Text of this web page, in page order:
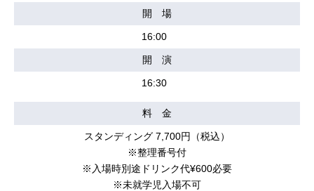
開 場
16:00
開 演
16:30
料 金
スタンディング 7,700円（税込）
※整理番号付
※入場時別途ドリンク代¥600必要
※未就学児入場不可